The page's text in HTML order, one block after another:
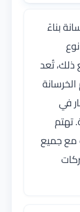
بناءً
تُعد
في
تهتم
مع جميع